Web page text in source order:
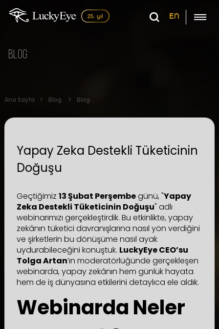
EN
Blog
Ana Sayfa Blog Blog
Yapay Zeka Destekli Tüketicinin
Doğuşu
Geçtiğimiz 13 Şubat Perşembegünü, "Yapay
Zeka Destekli Tüketicinin Doğuşu" adlı
webinarımızı gerçekleştirdik. Bu etkinlikte, yapay
zekânın tüketici davranışlarına nasıl yön verdiğini
ve şirketlerin bu dönüşüme nasıl ayak
uydurabileceğini konuştuk. LuckyEye CEO’su
Tolga Artan’ın moderatörlüğünde gerçekleşen
webinarda, yapay zekânın hem günlük hayata
hem de iş dünyasına etkilerini detaylıca ele aldık.
Webinarda Neler